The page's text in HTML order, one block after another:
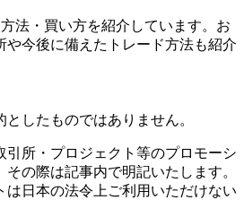
法・買い方を紹介しています。お
や今後に備えたトレード方法も紹介
したものではありません。
引所・プロジェクト等のプロモーシ
の際は記事内で明記いたします。
は日本の法令上ご利用いただけない